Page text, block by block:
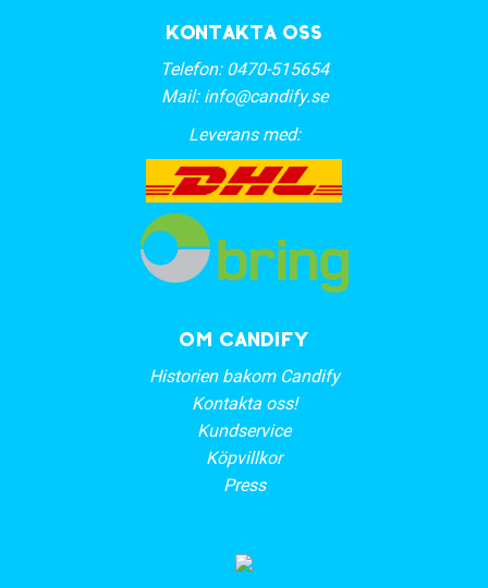
Kontakta oss
Telefon: 0470-515654
Mail: info@candify.se
Leverans med:
OM CANDIFY
Historien bakom Candify
Kontakta oss!
Kundservice
Köpvillkor
Press